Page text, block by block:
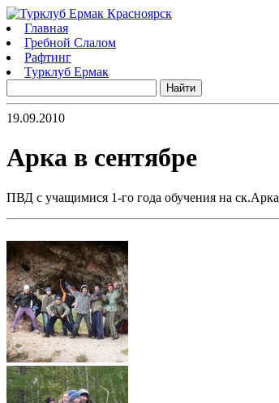
Главная
Гребной Слалом
Рафтинг
Турклуб Ермак
19.09.2010
Арка в сентябре
ПВД с учащимися 1-го года обучения на ск.Арка